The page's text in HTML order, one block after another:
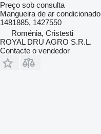
Preço sob consulta
Mangueira de ar condicionado
1481885, 1427550
Roménia, Cristesti
ROYAL DRU AGRO S.R.L.
Contacte o vendedor